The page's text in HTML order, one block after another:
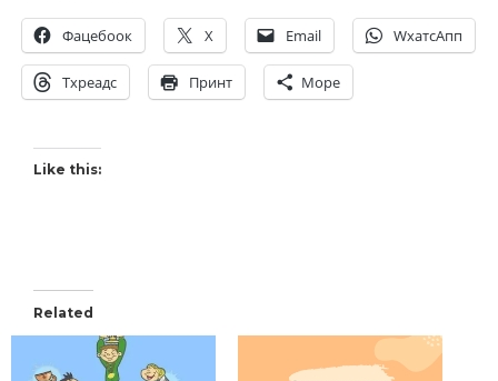
Фацебоок X Email WхатсАпп
Тхреадс Принт Море
Like this:
Related